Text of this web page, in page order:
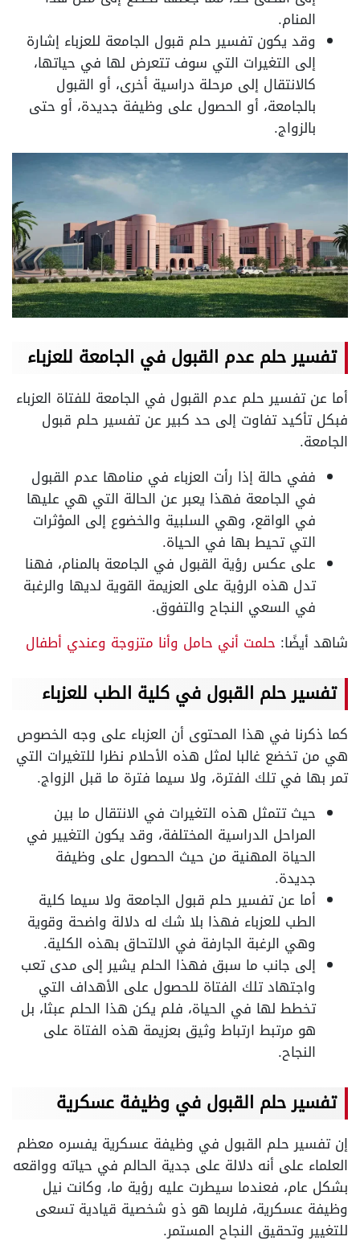
المنام.
وقد يكون تفسير حلم قبول الجامعة للعزباء إشارة
إلى التغيرات التي سوف تتعرض لها في حياتها،
كالانتقال إلى مرحلة دراسية أخرى، أو القبول
بالجامعة، أو الحصول على وظيفة جديدة، أو حتى
بالزواج.
تفسير حلم عدم القبول في الجامعة للعزباء
أما عن تفسير حلم عدم القبول في الجامعة للفتاة العزباء
فبكل تأكيد تفاوت إلى حد كبير عن تفسير حلم قبول
الجامعة.
ففي حالة إذا رأت العزباء في منامها عدم القبول
في الجامعة فهذا يعبر عن الحالة التي هي عليها
في الواقع، وهي السلبية والخضوع إلى المؤثرات
التي تحيط بها في الحياة.
على عكس رؤية القبول في الجامعة بالمنام، فهنا
تدل هذه الرؤية على العزيمة القوية لديها والرغبة
في السعي النجاح والتفوق.
شاهد أيضًا: حلمت أني حامل وأنا متزوجة وعندي أطفال
تفسير حلم القبول في كلية الطب للعزباء
كما ذكرنا في هذا المحتوى أن العزباء على وجه الخصوص
هي من تخضع غالبا لمثل هذه الأحلام نظرا للتغيرات التي
تمر بها في تلك الفترة، ولا سيما فترة ما قبل الزواج.
حيث تتمثل هذه التغيرات في الانتقال ما بين
المراحل الدراسية المختلفة، وقد يكون التغيير في
الحياة المهنية من حيث الحصول على وظيفة
جديدة.
أما عن تفسير حلم قبول الجامعة ولا سيما كلية
الطب للعزباء فهذا بلا شك له دلالة واضحة وقوية
وهي الرغبة الجارفة في الالتحاق بهذه الكلية.
إلى جانب ما سبق فهذا الحلم يشير إلى مدى تعب
واجتهاد تلك الفتاة للحصول على الأهداف التي
تخطط لها في الحياة، فلم يكن هذا الحلم عبثا، بل
هو مرتبط ارتباط وثيق بعزيمة هذه الفتاة على
النجاح.
تفسير حلم القبول في وظيفة عسكرية
إن تفسير حلم القبول في وظيفة عسكرية يفسره معظم
العلماء على أنه دلالة على جدية الحالم في حياته وواقعه
بشكل عام، فعندما سيطرت عليه رؤية ما، وكانت نيل
وظيفة عسكرية، فلربما هو ذو شخصية قيادية تسعى
للتغيير وتحقيق النجاح المستمر.